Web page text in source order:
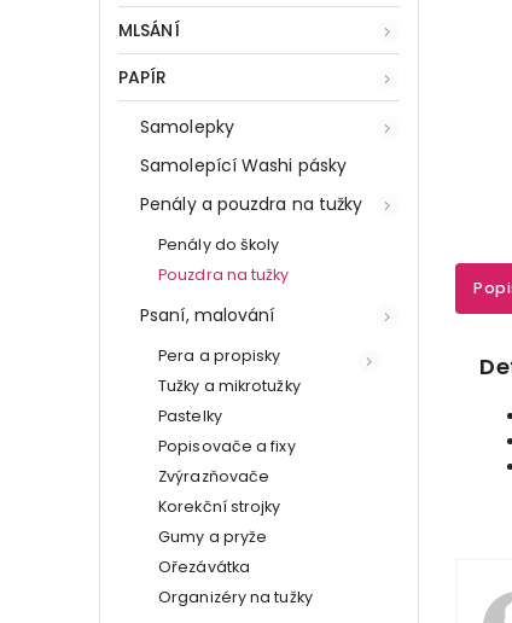
MLSÁNÍ
PAPÍR
Samolepky
Samolepící Washi pásky
Penály a pouzdra na tužky
Penály do školy
Pouzdra na tužky
Psaní, malování
Pera a propisky
Tužky a mikrotužky
Pastelky
Popisovače a fixy
Zvýrazňovače
Korekční strojky
Gumy a pryže
Ořezávátka
Organizéry na tužky